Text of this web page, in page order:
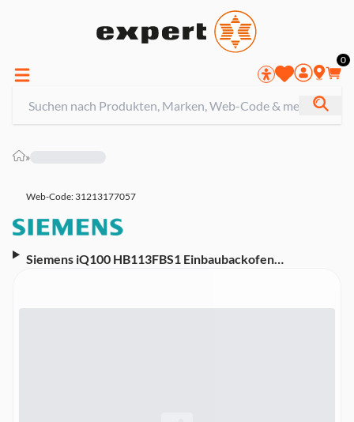
0
»
Web-Code: 31213177057
Siemens iQ100 HB113FBS1 Einbaubackofen
Edelstahl)